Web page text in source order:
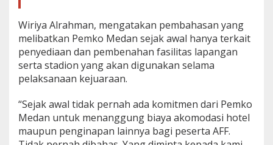
Wiriya Alrahman, mengatakan pembahasan yang
melibatkan Pemko Medan sejak awal hanya terkait
penyediaan dan pembenahan fasilitas lapangan
serta stadion yang akan digunakan selama
pelaksanaan kejuaraan.
“Sejak awal tidak pernah ada komitmen dari Pemko
Medan untuk menanggung biaya akomodasi hotel
maupun penginapan lainnya bagi peserta AFF.